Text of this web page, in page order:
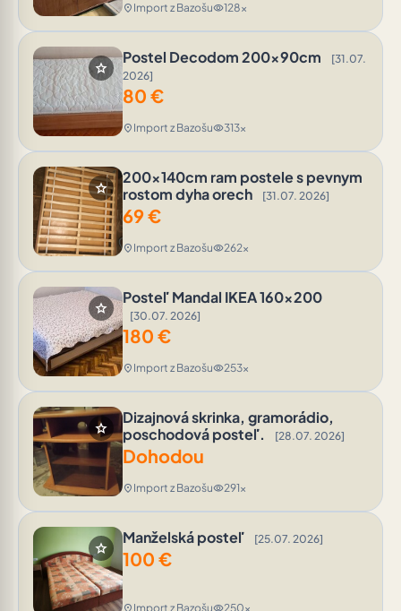
location_on Import z Bazošuvisibility128x
star
Postel Decodom 200x90cm
[31.07.
2026]
80 €
location_on Import z Bazošuvisibility313x
star
200x140cm ram postele s pevnym
rostom dyha orech
[31.07. 2026]
69€
location_on Import z Bazošuvisibility262x
star
Posteľ Mandal IKEA 160x200
[30.07. 2026]
180 €
location_on Import z Bazošuvisibility253x
star
Dizajnová skrinka, gramorádio,
poschodová posteľ.
[28.07. 2026]
Dohodou
location_on Import z Bazošuvisibility291x
star
Manželská posteľ [25.07. 2026]
100 €
location_on Import z Bazošuvisibility250x